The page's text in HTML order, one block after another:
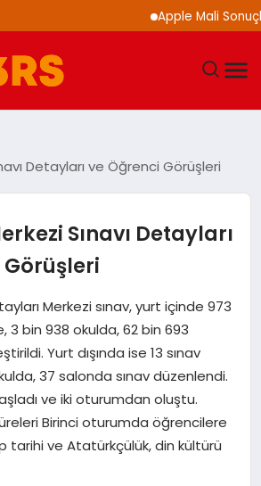
Apple Mali
Detayları ve Öğrenci Görüşleri
Sınavı Detayları
Merkezi sınav, yurt içinde 973
3 bin 938 okulda, 62 bin 693
Yurt dışında ise 13 sınav
37 salonda sınav düzenlendi.
ve iki oturumdan oluştu.
Birinci oturumda öğrencilere
tarihi ve Atatürkçülük, din kültürü